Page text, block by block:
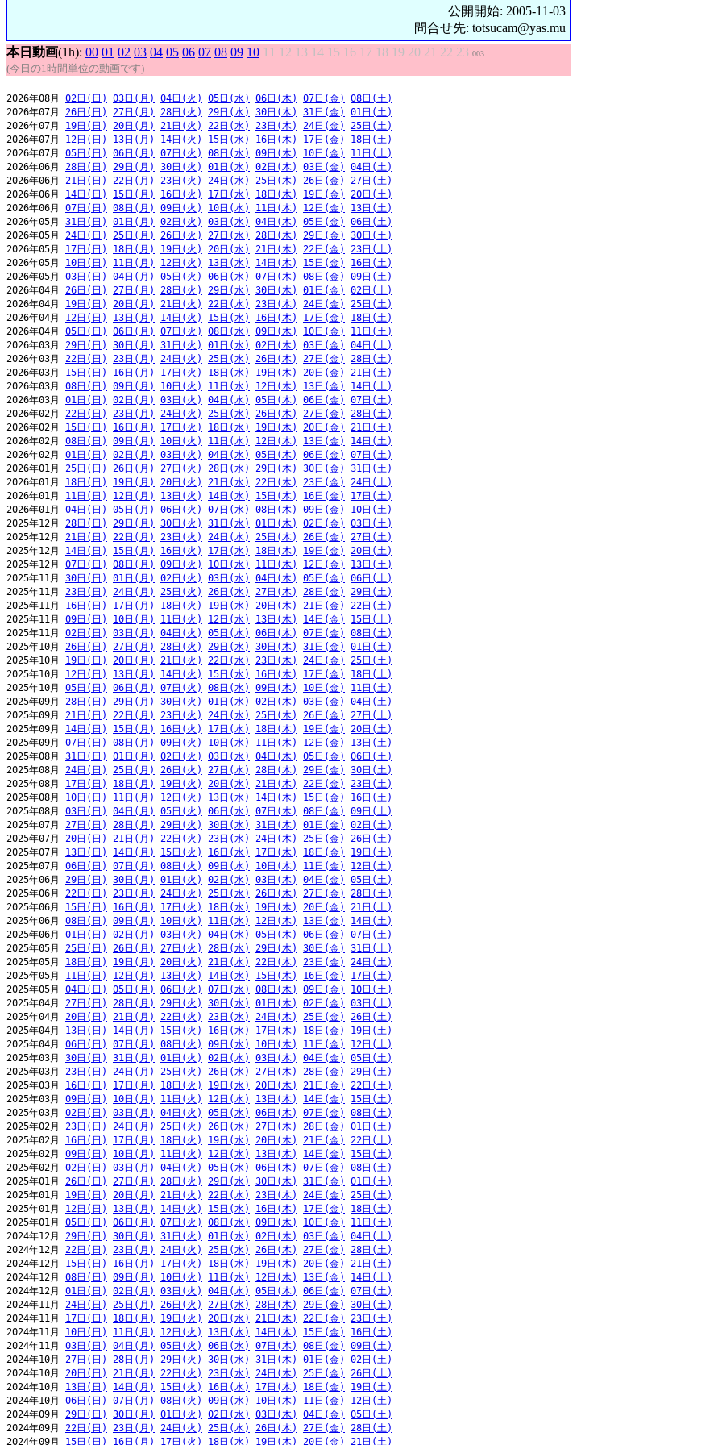
公開開始: 2005-11-03
問合せ先: totsucam@yas.mu
本日動画(1h): 00 01 02 03 04 05 06 07 08 09 10 11 12 13 14 15 16 17 18 19 20 21 22 23 003
(今日の1時間単位の動画です)
2026年08月 02日(日) 03日(月) 04日(火) 05日(水) 06日(木) 07日(金)
08日(土)
2026年07月 26日(日) 27日(月) 28日(火) 29日(水) 30日(木) 31日(金)
01日(土)
2026年07月 19日(日) 20日(月) 21日(火) 22日(水) 23日(木) 24日(金)
25日(土)
2026年07月 12日(日) 13日(月) 14日(火) 15日(水) 16日(木) 17日(金)
18日(土)
2026年07月 05日(日) 06日(月) 07日(火) 08日(水) 09日(木) 10日(金)
11日(土)
2026年06月 28日(日) 29日(月) 30日(火) 01日(水) 02日(木) 03日(金)
04日(土)
2026年06月 21日(日) 22日(月) 23日(火) 24日(水) 25日(木) 26日(金)
27日(土)
2026年06月 14日(日) 15日(月) 16日(火) 17日(水) 18日(木) 19日(金)
20日(土)
2026年06月 07日(日) 08日(月) 09日(火) 10日(水) 11日(木) 12日(金)
13日(土)
2026年05月 31日(日) 01日(月) 02日(火) 03日(水) 04日(木) 05日(金)
06日(土)
2026年05月 24日(日) 25日(月) 26日(火) 27日(水) 28日(木) 29日(金)
30日(土)
2026年05月 17日(日) 18日(月) 19日(火) 20日(水) 21日(木) 22日(金)
23日(土)
2026年05月 10日(日) 11日(月) 12日(火) 13日(水) 14日(木) 15日(金)
16日(土)
2026年05月 03日(日) 04日(月) 05日(火) 06日(水) 07日(木) 08日(金)
09日(土)
2026年04月 26日(日) 27日(月) 28日(火) 29日(水) 30日(木) 01日(金)
02日(土)
2026年04月 19日(日) 20日(月) 21日(火) 22日(水) 23日(木) 24日(金)
25日(土)
2026年04月 12日(日) 13日(月) 14日(火) 15日(水) 16日(木) 17日(金)
18日(土)
2026年04月 05日(日) 06日(月) 07日(火) 08日(水) 09日(木) 10日(金)
11日(土)
2026年03月 29日(日) 30日(月) 31日(火) 01日(水) 02日(木) 03日(金)
04日(土)
2026年03月 22日(日) 23日(月) 24日(火) 25日(水) 26日(木) 27日(金)
28日(土)
2026年03月 15日(日) 16日(月) 17日(火) 18日(水) 19日(木) 20日(金)
21日(土)
2026年03月 08日(日) 09日(月) 10日(火) 11日(水) 12日(木) 13日(金)
14日(土)
2026年03月 01日(日) 02日(月) 03日(火) 04日(水) 05日(木) 06日(金)
07日(土)
2026年02月 22日(日) 23日(月) 24日(火) 25日(水) 26日(木) 27日(金)
28日(土)
2026年02月 15日(日) 16日(月) 17日(火) 18日(水) 19日(木) 20日(金)
21日(土)
2026年02月 08日(日) 09日(月) 10日(火) 11日(水) 12日(木) 13日(金)
14日(土)
2026年02月 01日(日) 02日(月) 03日(火) 04日(水) 05日(木) 06日(金)
07日(土)
2026年01月 25日(日) 26日(月) 27日(火) 28日(水) 29日(木) 30日(金)
31日(土)
2026年01月 18日(日) 19日(月) 20日(火) 21日(水) 22日(木) 23日(金)
24日(土)
2026年01月 11日(日) 12日(月) 13日(火) 14日(水) 15日(木) 16日(金)
17日(土)
2026年01月 04日(日) 05日(月) 06日(火) 07日(水) 08日(木) 09日(金)
10日(土)
2025年12月 28日(日) 29日(月) 30日(火) 31日(水) 01日(木) 02日(金)
03日(土)
2025年12月 21日(日) 22日(月) 23日(火) 24日(水) 25日(木) 26日(金)
27日(土)
2025年12月 14日(日) 15日(月) 16日(火) 17日(水) 18日(木) 19日(金)
20日(土)
2025年12月 07日(日) 08日(月) 09日(火) 10日(水) 11日(木) 12日(金)
13日(土)
2025年11月 30日(日) 01日(月) 02日(火) 03日(水) 04日(木) 05日(金)
06日(土)
2025年11月 23日(日) 24日(月) 25日(火) 26日(水) 27日(木) 28日(金)
29日(土)
2025年11月 16日(日) 17日(月) 18日(火) 19日(水) 20日(木) 21日(金)
22日(土)
2025年11月 09日(日) 10日(月) 11日(火) 12日(水) 13日(木) 14日(金)
15日(土)
2025年11月 02日(日) 03日(月) 04日(火) 05日(水) 06日(木) 07日(金)
08日(土)
2025年10月 26日(日) 27日(月) 28日(火) 29日(水) 30日(木) 31日(金)
01日(土)
2025年10月 19日(日) 20日(月) 21日(火) 22日(水) 23日(木) 24日(金)
25日(土)
2025年10月 12日(日) 13日(月) 14日(火) 15日(水) 16日(木) 17日(金)
18日(土)
2025年10月 05日(日) 06日(月) 07日(火) 08日(水) 09日(木) 10日(金)
11日(土)
2025年09月 28日(日) 29日(月) 30日(火) 01日(水) 02日(木) 03日(金)
04日(土)
2025年09月 21日(日) 22日(月) 23日(火) 24日(水) 25日(木) 26日(金)
27日(土)
2025年09月 14日(日) 15日(月) 16日(火) 17日(水) 18日(木) 19日(金)
20日(土)
2025年09月 07日(日) 08日(月) 09日(火) 10日(水) 11日(木) 12日(金)
13日(土)
2025年08月 31日(日) 01日(月) 02日(火) 03日(水) 04日(木) 05日(金)
06日(土)
2025年08月 24日(日) 25日(月) 26日(火) 27日(水) 28日(木) 29日(金)
30日(土)
2025年08月 17日(日) 18日(月) 19日(火) 20日(水) 21日(木) 22日(金)
23日(土)
2025年08月 10日(日) 11日(月) 12日(火) 13日(水) 14日(木) 15日(金)
16日(土)
2025年08月 03日(日) 04日(月) 05日(火) 06日(水) 07日(木) 08日(金)
09日(土)
2025年07月 27日(日) 28日(月) 29日(火) 30日(水) 31日(木) 01日(金)
02日(土)
2025年07月 20日(日) 21日(月) 22日(火) 23日(水) 24日(木) 25日(金)
26日(土)
2025年07月 13日(日) 14日(月) 15日(火) 16日(水) 17日(木) 18日(金)
19日(土)
2025年07月 06日(日) 07日(月) 08日(火) 09日(水) 10日(木) 11日(金)
12日(土)
2025年06月 29日(日) 30日(月) 01日(火) 02日(水) 03日(木) 04日(金)
05日(土)
2025年06月 22日(日) 23日(月) 24日(火) 25日(水) 26日(木) 27日(金)
28日(土)
2025年06月 15日(日) 16日(月) 17日(火) 18日(水) 19日(木) 20日(金)
21日(土)
2025年06月 08日(日) 09日(月) 10日(火) 11日(水) 12日(木) 13日(金)
14日(土)
2025年06月 01日(日) 02日(月) 03日(火) 04日(水) 05日(木) 06日(金)
07日(土)
2025年05月 25日(日) 26日(月) 27日(火) 28日(水) 29日(木) 30日(金)
31日(土)
2025年05月 18日(日) 19日(月) 20日(火) 21日(水) 22日(木) 23日(金)
24日(土)
2025年05月 11日(日) 12日(月) 13日(火) 14日(水) 15日(木) 16日(金)
17日(土)
2025年05月 04日(日) 05日(月) 06日(火) 07日(水) 08日(木) 09日(金)
10日(土)
2025年04月 27日(日) 28日(月) 29日(火) 30日(水) 01日(木) 02日(金)
03日(土)
2025年04月 20日(日) 21日(月) 22日(火) 23日(水) 24日(木) 25日(金)
26日(土)
2025年04月 13日(日) 14日(月) 15日(火) 16日(水) 17日(木) 18日(金)
19日(土)
2025年04月 06日(日) 07日(月) 08日(火) 09日(水) 10日(木) 11日(金)
12日(土)
2025年03月 30日(日) 31日(月) 01日(火) 02日(水) 03日(木) 04日(金)
05日(土)
2025年03月 23日(日) 24日(月) 25日(火) 26日(水) 27日(木) 28日(金)
29日(土)
2025年03月 16日(日) 17日(月) 18日(火) 19日(水) 20日(木) 21日(金)
22日(土)
2025年03月 09日(日) 10日(月) 11日(火) 12日(水) 13日(木) 14日(金)
15日(土)
2025年03月 02日(日) 03日(月) 04日(火) 05日(水) 06日(木) 07日(金)
08日(土)
2025年02月 23日(日) 24日(月) 25日(火) 26日(水) 27日(木) 28日(金)
01日(土)
2025年02月 16日(日) 17日(月) 18日(火) 19日(水) 20日(木) 21日(金)
22日(土)
2025年02月 09日(日) 10日(月) 11日(火) 12日(水) 13日(木) 14日(金)
15日(土)
2025年02月 02日(日) 03日(月) 04日(火) 05日(水) 06日(木) 07日(金)
08日(土)
2025年01月 26日(日) 27日(月) 28日(火) 29日(水) 30日(木) 31日(金)
01日(土)
2025年01月 19日(日) 20日(月) 21日(火) 22日(水) 23日(木) 24日(金)
25日(土)
2025年01月 12日(日) 13日(月) 14日(火) 15日(水) 16日(木) 17日(金)
18日(土)
2025年01月 05日(日) 06日(月) 07日(火) 08日(水) 09日(木) 10日(金)
11日(土)
2024年12月 29日(日) 30日(月) 31日(火) 01日(水) 02日(木) 03日(金)
04日(土)
2024年12月 22日(日) 23日(月) 24日(火) 25日(水) 26日(木) 27日(金)
28日(土)
2024年12月 15日(日) 16日(月) 17日(火) 18日(水) 19日(木) 20日(金)
21日(土)
2024年12月 08日(日) 09日(月) 10日(火) 11日(水) 12日(木) 13日(金)
14日(土)
2024年12月 01日(日) 02日(月) 03日(火) 04日(水) 05日(木) 06日(金)
07日(土)
2024年11月 24日(日) 25日(月) 26日(火) 27日(水) 28日(木) 29日(金)
30日(土)
2024年11月 17日(日) 18日(月) 19日(火) 20日(水) 21日(木) 22日(金)
23日(土)
2024年11月 10日(日) 11日(月) 12日(火) 13日(水) 14日(木) 15日(金)
16日(土)
2024年11月 03日(日) 04日(月) 05日(火) 06日(水) 07日(木) 08日(金)
09日(土)
2024年10月 27日(日) 28日(月) 29日(火) 30日(水) 31日(木) 01日(金)
02日(土)
2024年10月 20日(日) 21日(月) 22日(火) 23日(水) 24日(木) 25日(金)
26日(土)
2024年10月 13日(日) 14日(月) 15日(火) 16日(水) 17日(木) 18日(金)
19日(土)
2024年10月 06日(日) 07日(月) 08日(火) 09日(水) 10日(木) 11日(金)
12日(土)
2024年09月 29日(日) 30日(月) 01日(火) 02日(水) 03日(木) 04日(金)
05日(土)
2024年09月 22日(日) 23日(月) 24日(火) 25日(水) 26日(木) 27日(金)
28日(土)
2024年09月 15日(日) 16日(月) 17日(火) 18日(水) 19日(木) 20日(金) 21日(土)